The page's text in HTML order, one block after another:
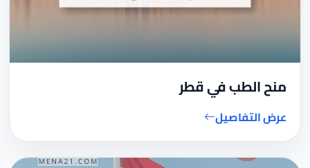
منح الطب في قطر
عرض التفاصيل